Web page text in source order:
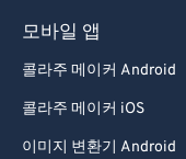
모바일 앱
콜라주 메이커 Android
콜라주 메이커 iOS
이미지 변환기 Android